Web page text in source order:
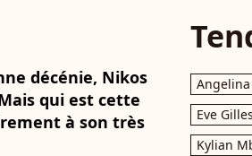
décénie, Nikos
qui est cette
à son très
Angelina
Eve
Kylian